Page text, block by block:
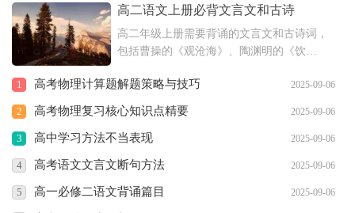
高二语文上册必背文言文和古诗
高二年级上册需要背诵的文言文和古诗词，
包括曹操的《观沧海》、陶渊明的《饮
作品。这些诗文具有深厚的文化底蕴，体现
了古代文学的魅力，对于提高学生的文学素
养和语文水平具有重要意义。
1 2025-09-06
高考物理计算题解题策略与技巧
2 2025-09-06
高考物理复习核心知识点精要
3 2025-09-06
高中学习方法不当表现
4 2025-09-06
高考语文文言文断句方法
5 2025-09-06
高一必修二语文背诵篇目